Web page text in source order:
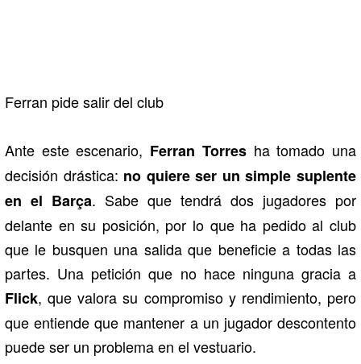
Ferran pide salir del club
Ante este escenario, Ferran Torresha tomado una
decisión drástica: no quiere ser un simple suplente
en el Barça. Sabe que tendrá dos jugadores por
delante en su posición, por lo que ha pedido al club
que le busquen una salida que beneficie a todas las
partes. Una petición que no hace ninguna gracia a
Flick, que valora su compromiso y rendimiento, pero
que entiende que mantener a un jugador descontento
puede ser un problema en el vestuario.